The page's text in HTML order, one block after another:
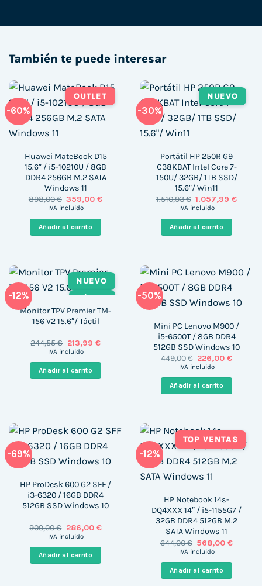
También te puede interesar
-60%
OUTLET
Huawei MateBook D15
15.6″ / i5-10210U / 8GB
DDR4 256GB M.2 SATA
Windows 11
898,00€ El
precio
era:
898,00 €.
359,00€El
IVA incluido
Añadir al carrito
-30%
NUEVO
Portátil HP 250R G9
C38KBAT Intel Core 7-
150U/ 32GB/ 1TB SSD/
15.6″/ Win11
1.510,93€ El
precio
era:
1.510,93 €.
1.057,99€El
IVA incluido
Añadir al carrito
-12%
NUEVO
Monitor TPV Premier TM-
156 V2 15.6″/ Táctil
244,55€ El
precio
era:
244,55 €.
213,99 €El
es:
213,99 €.
IVA incluido
Añadir al carrito
-50%
Mini PC Lenovo M900 /
i5-6500T / 8GB DDR4
512GB SSD Windows 10
449,00€ El
precio
era:
449,00 €.
226,00€El
es:
226,00
IVA incluido
Añadir al carrito
-69%
HP ProDesk 600 G2 SFF /
i3-6320 / 16GB DDR4
512GB SSD Windows 10
909,00€ El
precio
era:
909,00 €.
286,00 €El
es:
286,00 €.
IVA incluido
Añadir al carrito
-12%
TOP VENTAS
HP Notebook 14s-
DQ4XXX 14″ / i5-1155G7 /
32GB DDR4 512GB M.2
SATA Windows 11
644,00€ El
precio
era:
644,00 €.
568,00€El
IVA incluido
Añadir al carrito